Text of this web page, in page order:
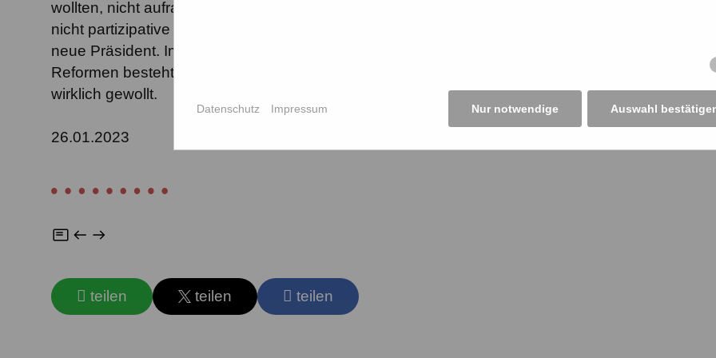
wollten, nicht aufraffen oder nicht durchsetzen. Der alte Präsident, der die klandestine und gerade
nicht partizipative Umwandlung des DIHK zur Super-Körperschaft zu verantworten hat, ist auch
neue Präsident. Im DIHK also insgesamt nichts Neues. Grund zur Hoffnung auf Aufbruch und
Reformen besteht nicht. Offensichtlich ist das weder in der Politik noch in der
wirklich gewollt.
26.01.2023
teilen teilen teilen
Nur notwendige Auswahl
Datenschutz Impressum